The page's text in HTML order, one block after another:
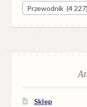
Przewodnik (4 227)
Sklep